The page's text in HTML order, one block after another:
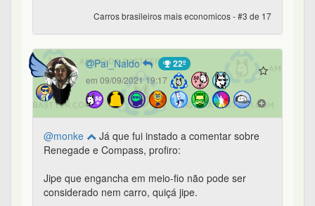
Carros brasileiros mais economicos - #3 de 17
Pai_Naldo 22º
em 09/09/2021 19:17
@monke
Já que fui instado a comentar sobre
Renegade e Compass, profiro:
Jipe que engancha em meio-fio não pode ser
considerado nem carro, quiçá jipe.